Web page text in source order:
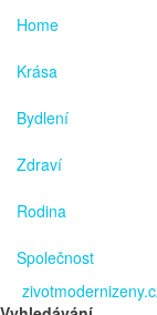
Home
Krása
Bydlení
Zdraví
Rodina
Společnost